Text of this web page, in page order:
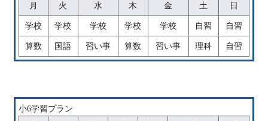
月
火 水 木 金 土 日
学校 学校 学校 学校 学校 自習 自習
算数 国語 習い事 算数 習い事 理科 自習
小6学習プラン